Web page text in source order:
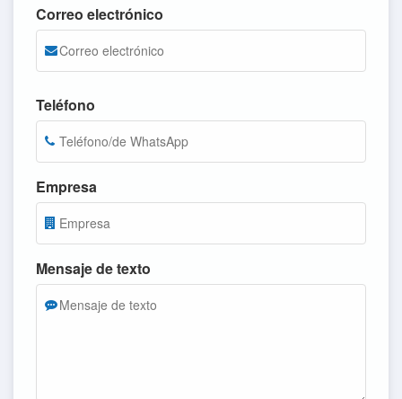
Correo electrónico
Teléfono
Empresa
Mensaje de texto